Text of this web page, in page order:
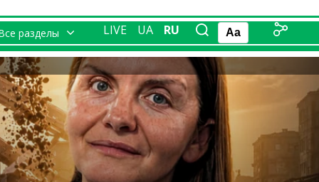
разделы LIVE UA RU Aa